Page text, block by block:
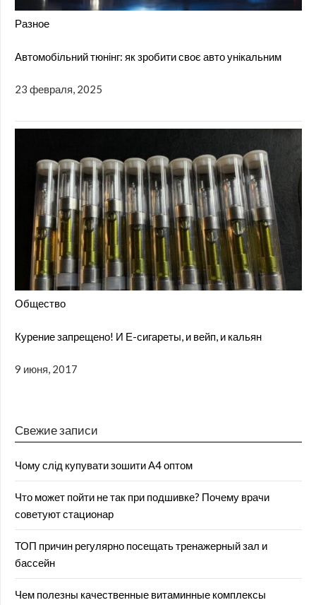
Разное
Автомобільний тюнінг: як зробити своє авто унікальним
23 февраля, 2025
Общество
Курение запрещено! И Е-сигареты, и вейп, и кальян
9 июня, 2017
Свежие записи
Чому слід купувати зошити А4 оптом
Что может пойти не так при подшивке? Почему врачи
советуют стационар
ТОП причин регулярно посещать тренажерный зал и
бассейн
Чем полезны качественные витаминные комплексы